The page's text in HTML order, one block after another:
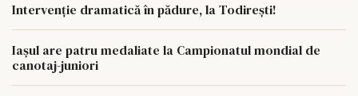
Intervenție dramatică în pădure, la Todirești!
Iaşul are patru medaliate la Campionatul mondial de
canotaj-juniori